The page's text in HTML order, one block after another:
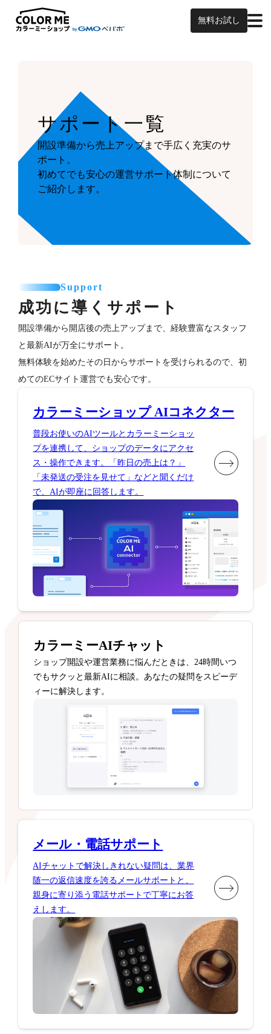
無料お試し
サポート一覧
開設準備から売上アップまで手広く充実のサ
ポート。
初めてでも安心の運営サポート体制について
ご紹介します。
Support
成功に導くサポート
開設準備から開店後の売上アップまで、経験豊富なスタッフ
と最新AIが万全にサポート。
無料体験を始めたその日からサポートを受けられるので、初
めてのECサイト運営でも安心です。
カラーミーショップ AIコネクター
普段お使いのAIツールとカラーミーショッ
プを連携して、ショップのデータにアクセ
ス・操作できます。「昨日の売上は？」
「未発送の受注を見せて」などと聞くだけ
で、AIが即座に回答します。
カラーミーAIチャット
ショップ開設や運営業務に悩んだときは、24時間いつ
でもサクッと最新AIに相談。あなたの疑問をスピーデ
ィーに解決します。
メール・電話サポート
AIチャットで解決しきれない疑問は、業界
随一の返信速度を誇るメールサポートと、
親身に寄り添う電話サポートで丁寧にお答
えします。